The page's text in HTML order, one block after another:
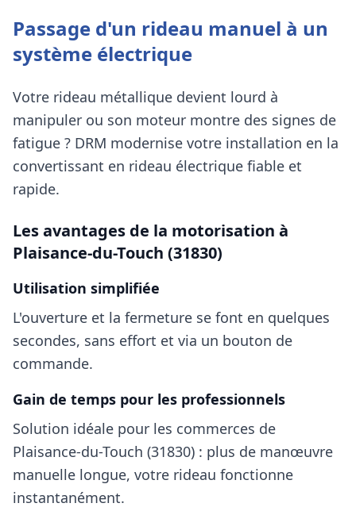
Passage d'un rideau manuel à un
système électrique
Votre rideau métallique devient lourd à
manipuler ou son moteur montre des signes de
fatigue ? DRM modernise votre installation en la
convertissant en rideau électrique fiable et
rapide.
Les avantages de la motorisation à
Plaisance-du-Touch (31830)
Utilisation simplifiée
L'ouverture et la fermeture se font en quelques
secondes, sans effort et via un bouton de
commande.
Gain de temps pour les professionnels
Solution idéale pour les commerces de
Plaisance-du-Touch (31830) : plus de manœuvre
manuelle longue, votre rideau fonctionne
instantanément.